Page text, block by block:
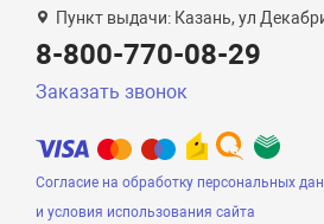
Пункт выдачи: Казань, ул
8-800-770-08-29
Заказать звонок
Согласие на обработку персональных
и условия использования сайта